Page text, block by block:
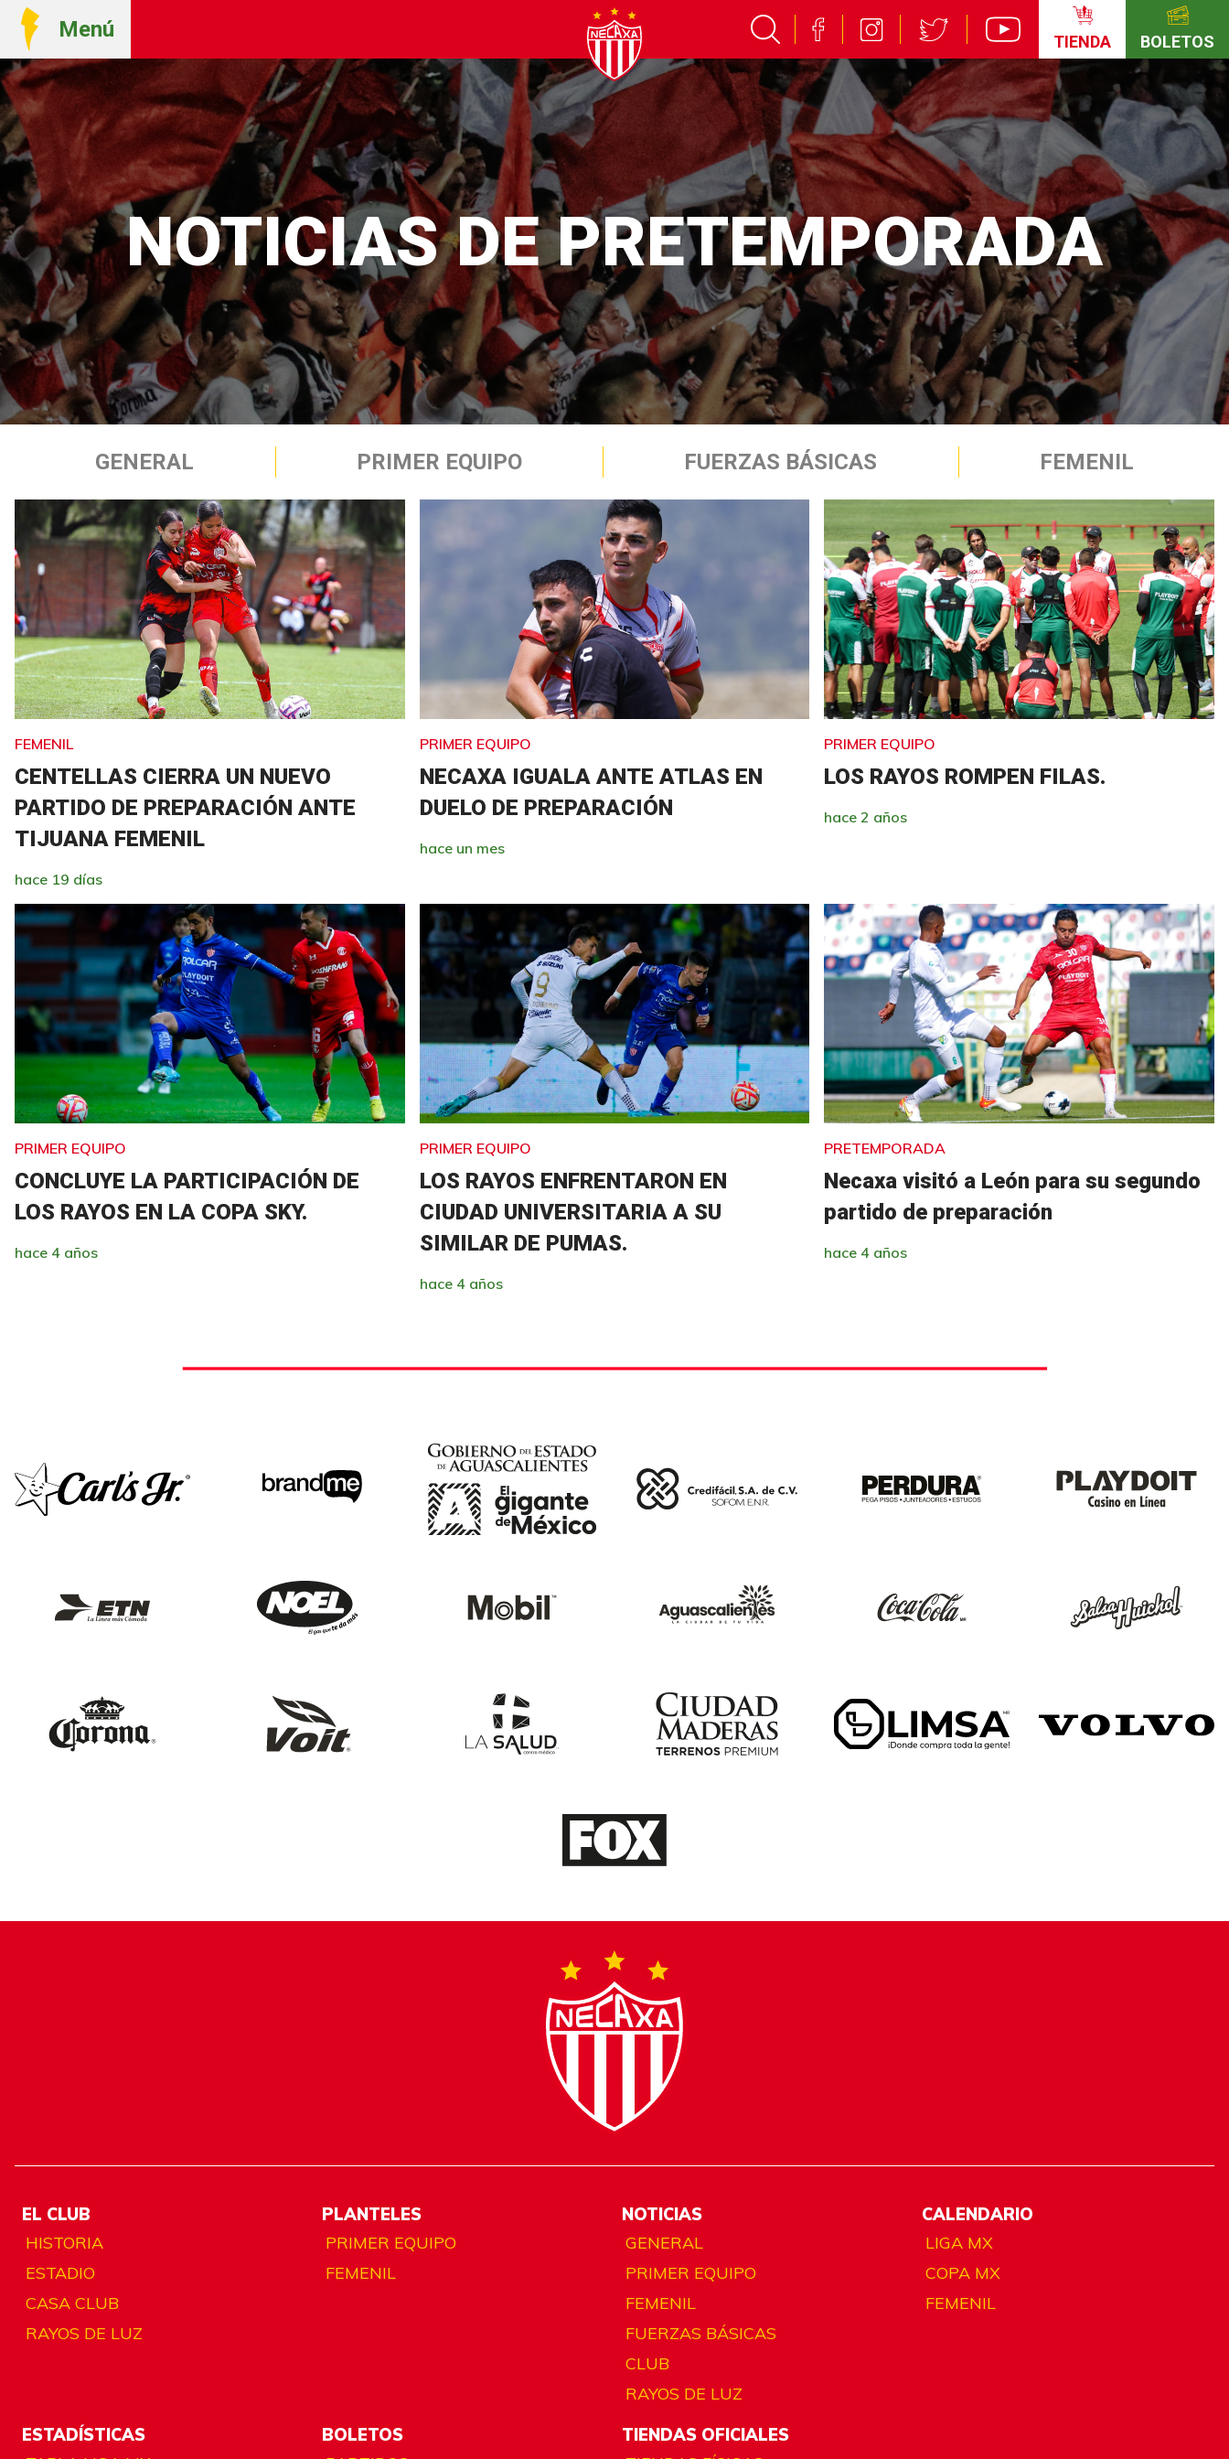
Menú TIENDA BOLETOS
NOTICIAS DE PRETEMPORADA
GENERAL PRIMER EQUIPO FUERZAS BÁSICAS FEMENIL
FEMENIL
CENTELLAS CIERRA UN NUEVO
PARTIDO DE PREPARACIÓN ANTE
TIJUANA FEMENIL
hace 19 días
PRIMER EQUIPO
NECAXA IGUALA ANTE ATLAS EN
DUELO DE PREPARACIÓN
hace un mes
PRIMER EQUIPO
LOS RAYOS ROMPEN FILAS.
hace 2 años
PRIMER EQUIPO
CONCLUYE LA PARTICIPACIÓN DE
LOS RAYOS EN LA COPA SKY.
hace 4 años
PRIMER EQUIPO
LOS RAYOS ENFRENTARON EN
CIUDAD UNIVERSITARIA A SU
SIMILAR DE PUMAS.
hace 4 años
PRETEMPORADA
Necaxa visitó a León para su segundo
partido de preparación
hace 4 años
EL CLUB
HISTORIA
ESTADIO
CASA CLUB
RAYOS DE LUZ
PLANTELES
PRIMER EQUIPO
FEMENIL
NOTICIAS
GENERAL
PRIMER EQUIPO
FEMENIL
FUERZAS BÁSICAS
CLUB
RAYOS DE LUZ
CALENDARIO
LIGA MX
COPA MX
FEMENIL
ESTADÍSTICAS
BOLETOS
TIENDAS OFICIALES